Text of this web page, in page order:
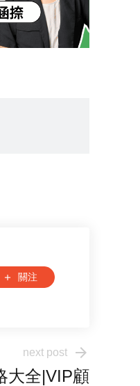
add 關注
arrow_forward
next post
大全|VIP顧